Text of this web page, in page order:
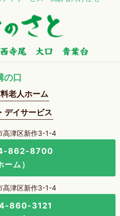
の口
老人ホーム
デイサービス
高津区新作3-1-4
862-8700
ーム）
高津区新作3-1-4
860-3121